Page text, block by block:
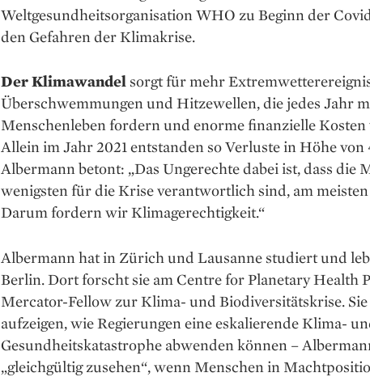
Weltgesundheits­organisation WHO zu Beginn der
den Gefahren der Klimakrise.
Der Klimawandel sorgt für mehr
Überschwemmungen und Hitzewellen, die jedes Jahr
Menschenleben fordern und enorme finanzielle Kosten
Allein im Jahr 2021 entstanden so Verluste in Höhe
Albermann betont: „Das Ungerechte dabei ist, dass die
wenigsten für die Krise verantwortlich sind, am
Darum fordern wir Klimagerechtigkeit.“
Albermann hat in Zürich und Lausanne studiert und
Berlin. Dort forscht sie am Centre for Planetary Health
Mercator-Fellow zur Klima- und Biodiversitäts­krise.
aufzeigen, wie Regierungen eine eskalierende Klima-
Gesundheitskatastrophe abwenden können –
„gleichgültig zusehen“, wenn Menschen in